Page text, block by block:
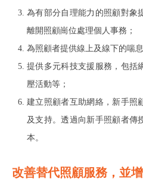
為有部分自理能力的照顧對象
離開照顧崗位處理個人事務；
為照顧者提供線上及線下的喘息
提供多元科技支援服務，包括
壓活動等；
建立照顧者互助網絡，新手照
及支持。透過向新手照顧者傳
本。
改善替代照顧服務，並